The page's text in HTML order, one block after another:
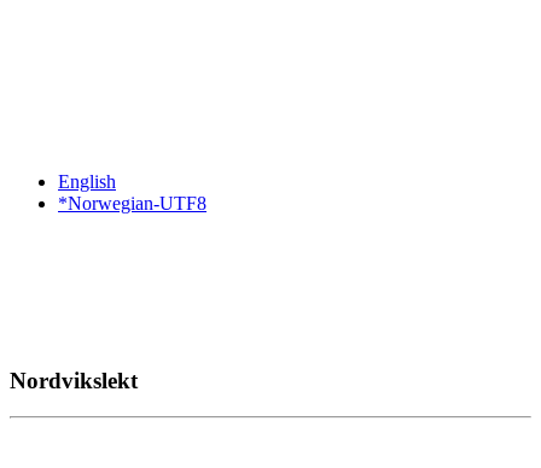
English
*Norwegian-UTF8
Nordvikslekt